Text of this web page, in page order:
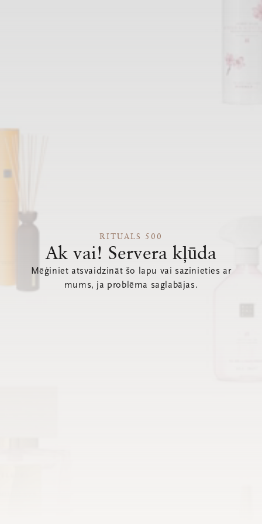
RITUALS 500
Ak vai! Servera kļūda
Mēģiniet atsvaidzināt šo lapu vai sazinieties ar
mums, ja problēma saglabājas.